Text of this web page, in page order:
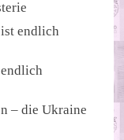
endlich
– die Ukraine